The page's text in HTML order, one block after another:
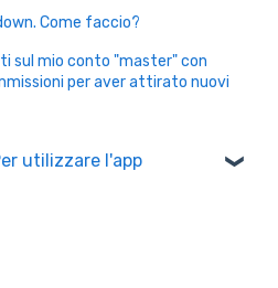
Come faccio?
sul mio conto "master" con
per aver attirato nuovi
utilizzare l'app